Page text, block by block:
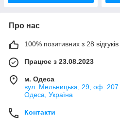
Про нас
100% позитивних з 28 відгуків
Працює з 23.08.2023
м. Одеса
вул. Мельницька, 29, оф. 207
Одеса, Україна
Контакти